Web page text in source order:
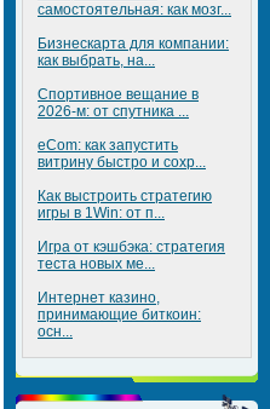
самостоятельная: как мозг...
Бизнескарта для компании:
как выбрать, на...
Спортивное вещание в
2026-м: от спутника ...
eCom: как запустить
витрину быстро и сохр...
Как выстроить стратегию
игры в 1Win: от п...
Игра от кэшбэка: стратегия
теста новых ме...
Интернет казино,
принимающие биткоин:
осн...